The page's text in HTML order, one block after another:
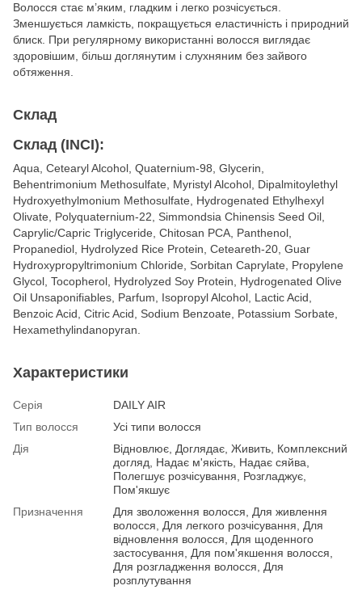
Волосся стає м’яким, гладким і легко розчісується.
Зменшується ламкість, покращується еластичність і природний
блиск. При регулярному використанні волосся виглядає
здоровішим, більш доглянутим і слухняним без зайвого
обтяження.
Склад
Склад (INCI):
Aqua, Cetearyl Alcohol, Quaternium-98, Glycerin,
Behentrimonium Methosulfate, Myristyl Alcohol, Dipalmitoylethyl
Hydroxyethylmonium Methosulfate, Hydrogenated Ethylhexyl
Olivate, Polyquaternium-22, Simmondsia Chinensis Seed Oil,
Caprylic/Capric Triglyceride, Chitosan PCA, Panthenol,
Propanediol, Hydrolyzed Rice Protein, Ceteareth-20, Guar
Hydroxypropyltrimonium Chloride, Sorbitan Caprylate, Propylene
Glycol, Tocopherol, Hydrolyzed Soy Protein, Hydrogenated Olive
Oil Unsaponifiables, Parfum, Isopropyl Alcohol, Lactic Acid,
Benzoic Acid, Citric Acid, Sodium Benzoate, Potassium Sorbate,
Hexamethylindanopyran.
Характеристики
Серія
DAILY AIR
Тип волосся
Усі типи волосся
Дія
Відновлює, Доглядає, Живить, Комплексний
догляд, Надає м'якість, Надає сяйва,
Полегшує розчісування, Розгладжує,
Пом'якшує
Призначення
Для зволоження волосся, Для живлення
волосся, Для легкого розчісування, Для
відновлення волосся, Для щоденного
застосування, Для пом'якшення волосся,
Для розгладження волосся, Для
розплутування